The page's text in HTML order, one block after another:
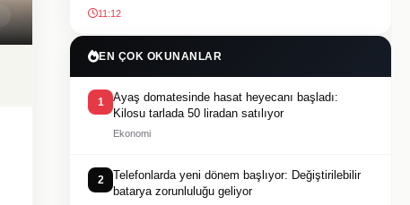
11:12
EN ÇOK OKUNANLAR
1
Ayaş domatesinde hasat heyecanı başladı:
Kilosu tarlada 50 liradan satılıyor
Ekonomi
2
Telefonlarda yeni dönem başlıyor: Değiştirilebilir
batarya zorunluluğu geliyor